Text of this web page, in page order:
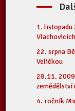
1. listopadu
22. srpna
Veličkou
28.11.
zemědělství
4. ročník